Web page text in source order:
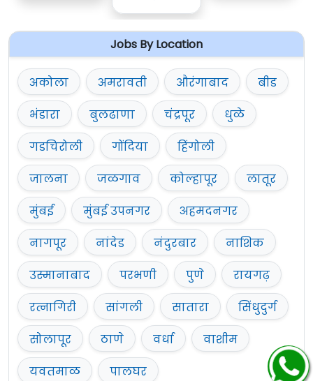
Jobs By Location
अकोला अमरावती औरंगाबाद
बीड
भंडारा
बुलढाणा चंद्रपूर
धुळे
गडचिरोली
गोंदिया
हिंगोली
जालना
जळगाव कोल्हापूर
लातूर
मुंबई
मुंबई उपनगर
अहमदनगर
नागपूर
नांदेड नंदुरबार
नाशिक
उस्मानाबाद
परभणी पुणे
रायगढ़
रत्नागिरी
सांगली सातारा
सिंधुदुर्ग
सोलापूर
ठाणे वर्धा
वाशीम
यवतमाळ
पालघर